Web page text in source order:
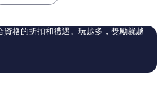
資格的折扣和禮遇。玩越多，獎勵就越